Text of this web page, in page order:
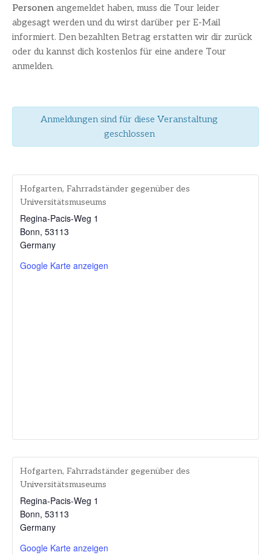
Personen angemeldet haben, muss die Tour leider
abgesagt werden und du wirst darüber per E-Mail
informiert. Den bezahlten Betrag erstatten wir dir zurück
oder du kannst dich kostenlos für eine andere Tour
anmelden.
Anmeldungen sind für diese Veranstaltung
geschlossen
Hofgarten, Fahrradständer gegenüber des
Universitätsmuseums
Regina-Pacis-Weg 1
Bonn, 53113
Germany
Google Karte anzeigen
Hofgarten, Fahrradständer gegenüber des
Universitätsmuseums
Regina-Pacis-Weg 1
Bonn, 53113
Germany
Google Karte anzeigen